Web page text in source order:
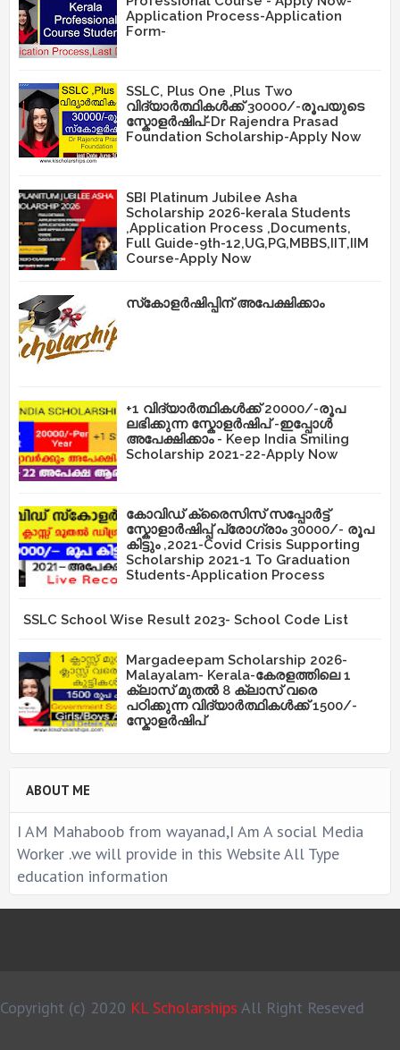
Application Process-Application
Form-
SSLC, Plus One ,Plus Two
വിദ്യാർത്ഥികൾക്ക് 30000/-രൂപയുടെ
സ്കോളർഷിപ്-Dr Rajendra Prasad
Foundation Scholarship-Apply Now
SBI Platinum Jubilee Asha
Scholarship 2026-kerala Students
,Application Process ,Documents,
Full Guide-9th-12,UG,PG,MBBS,IIT,IIM
Course-Apply Now
സ്‌കോളർഷിപ്പിന് അപേക്ഷിക്കാം
+1 വിദ്യാർത്ഥികൾക്ക് 20000/-രൂപ
ലഭിക്കുന്ന സ്കോളർഷിപ് -ഇപ്പോൾ
അപേക്ഷിക്കാം - Keep India Smiling
Scholarship 2021-22-Apply Now
കോവിഡ് ക്രൈസിസ് സപ്പോർട്ട്
സ്കോളാർഷിപ്പ് പ്രോഗ്രാം 30000/- രൂപ
കിട്ടും ,2021-Covid Crisis Supporting
Scholarship 2021-1 To Graduation
Students-Application Process
SSLC School Wise Result 2023- School Code List
Margadeepam Scholarship 2026-
Malayalam- Kerala-കേരളത്തിലെ 1
ക്ലാസ് മുതൽ 8 ക്ലാസ് വരെ
പഠിക്കുന്ന വിദ്യാർത്ഥികൾക്ക് 1500/-
സ്കോളർഷിപ്
ABOUT ME
I AM Mahaboob from wayanad,I Am A social Media
Worker .we will provide in this Website All Type
education information
Copyright (c) 2020 KL Scholarships All Right Reseved